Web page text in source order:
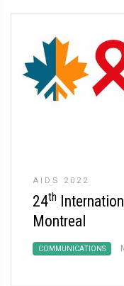
AIDS 2022
24th
Montreal
COMMUNICATIONS